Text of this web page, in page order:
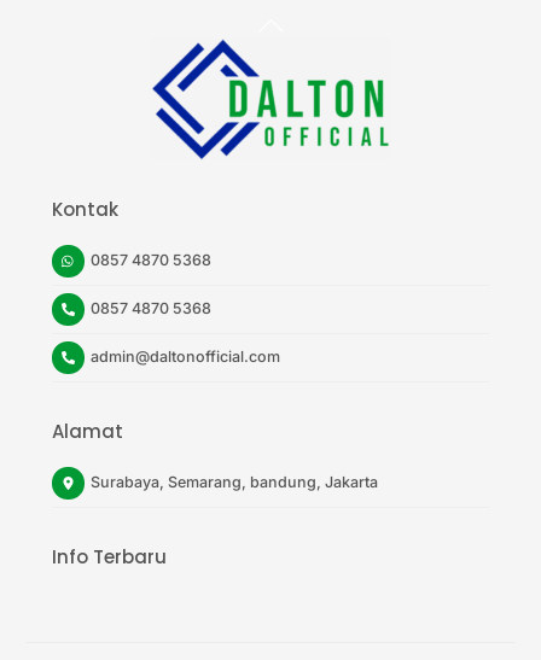
Kontak
0857 4870 5368
0857 4870 5368
admin@daltonofficial.com
Alamat
Surabaya, Semarang, bandung, Jakarta
Info Terbaru